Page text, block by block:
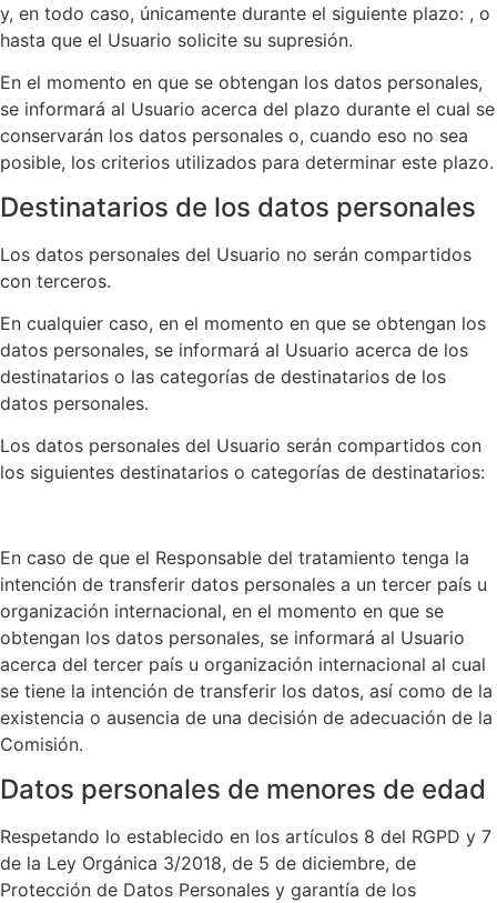
y, en todo caso, únicamente durante el siguiente plazo: , o
hasta que el Usuario solicite su supresión.
En el momento en que se obtengan los datos personales,
se informará al Usuario acerca del plazo durante el cual se
conservarán los datos personales o, cuando eso no sea
posible, los criterios utilizados para determinar este plazo.
Destinatarios de los datos personales
Los datos personales del Usuario no serán compartidos
con terceros.
En cualquier caso, en el momento en que se obtengan los
datos personales, se informará al Usuario acerca de los
destinatarios o las categorías de destinatarios de los
datos personales.
Los datos personales del Usuario serán compartidos con
los siguientes destinatarios o categorías de destinatarios:
En caso de que el Responsable del tratamiento tenga la
intención de transferir datos personales a un tercer país u
organización internacional, en el momento en que se
obtengan los datos personales, se informará al Usuario
acerca del tercer país u organización internacional al cual
se tiene la intención de transferir los datos, así como de la
existencia o ausencia de una decisión de adecuación de la
Comisión.
Datos personales de menores de edad
Respetando lo establecido en los artículos 8 del RGPD y 7
de la Ley Orgánica 3/2018, de 5 de diciembre, de
Protección de Datos Personales y garantía de los